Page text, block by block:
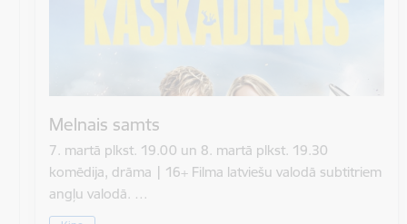
Melnais samts
7. martā plkst. 19.00 un 8. martā plkst. 19.30
komēdija, drāma | 16+ Filma latviešu valodā subtitriem
angļu valodā. …